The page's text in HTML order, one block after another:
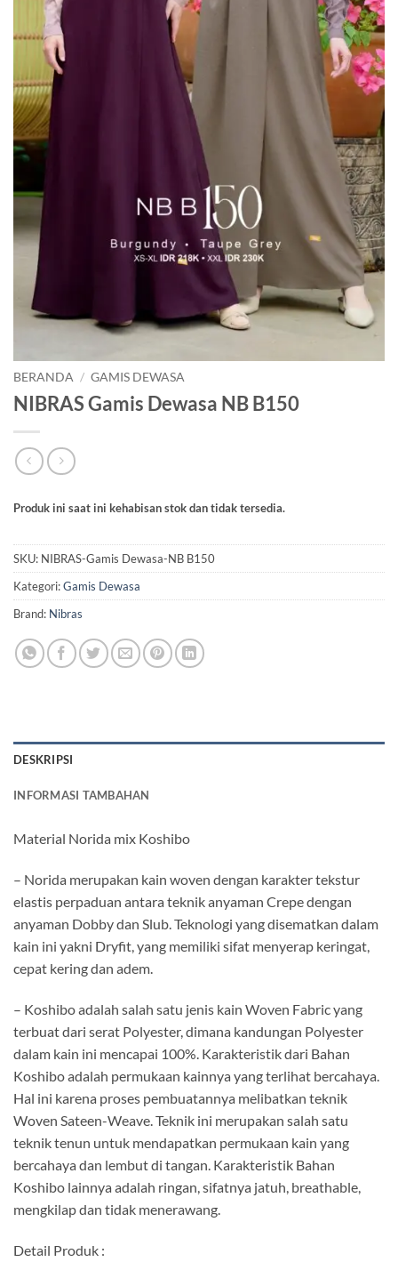
BERANDA / GAMIS DEWASA
NIBRAS Gamis Dewasa NB B150
Produk ini saat ini kehabisan stok dan tidak tersedia.
SKU: NIBRAS-Gamis Dewasa-NB B150
Kategori:Gamis Dewasa
Brand: Nibras
DESKRIPSI
INFORMASI TAMBAHAN
Material Norida mix Koshibo
– Norida merupakan kain woven dengan karakter tekstur
elastis perpaduan antara teknik anyaman Crepe dengan
anyaman Dobby dan Slub. Teknologi yang disematkan dalam
kain ini yakni Dryfit, yang memiliki sifat menyerap keringat,
cepat kering dan adem.
– Koshibo adalah salah satu jenis kain Woven Fabric yang
terbuat dari serat Polyester, dimana kandungan Polyester
dalam kain ini mencapai 100%. Karakteristik dari Bahan
Koshibo adalah permukaan kainnya yang terlihat bercahaya.
Hal ini karena proses pembuatannya melibatkan teknik
Woven Sateen-Weave. Teknik ini merupakan salah satu
teknik tenun untuk mendapatkan permukaan kain yang
bercahaya dan lembut di tangan. Karakteristik Bahan
Koshibo lainnya adalah ringan, sifatnya jatuh, breathable,
mengkilap dan tidak menerawang.
Detail Produk :